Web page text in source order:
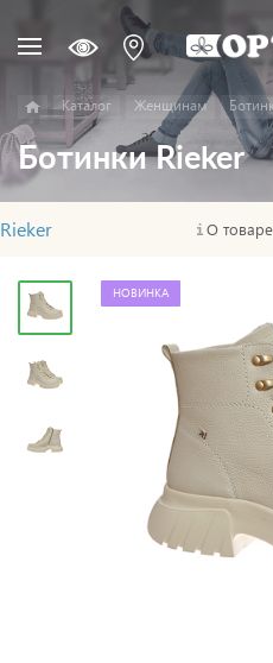
Каталог Женщинам
Ботинки Rieker
Rieker О товаре
НОВИНКА